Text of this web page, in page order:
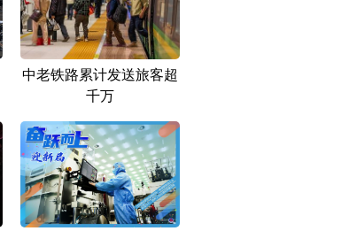
中老铁路累计发送旅客超
千万